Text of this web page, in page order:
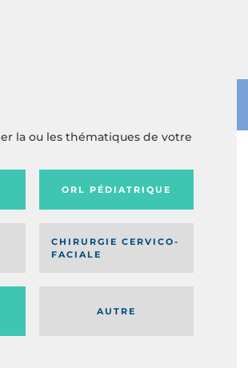
la ou les thématiques de votre
ORL PÉDIATRIQUE
CHIRURGIE CERVICO-
FACIALE
AUTRE